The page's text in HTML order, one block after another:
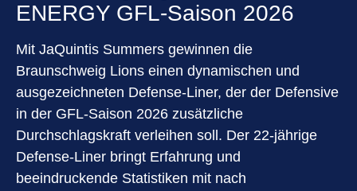
ENERGY GFL-Saison 2026
Mit JaQuintis Summers gewinnen die
Braunschweig Lions einen dynamischen und
ausgezeichneten Defense-Liner, der der Defensive
in der GFL-Saison 2026 zusätzliche
Durchschlagskraft verleihen soll. Der 22-jährige
Defense-Liner bringt Erfahrung und
beeindruckende Statistiken mit nach